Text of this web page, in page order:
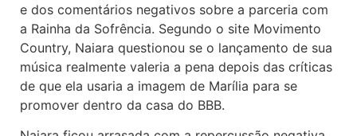
e dos comentários negativos sobre a parceria com
a Rainha da Sofrência. Segundo o site Movimento
Country, Naiara questionou se o lançamento de sua
música realmente valeria a pena depois das críticas
de que ela usaria a imagem de Marília para se
promover dentro da casa do BBB.